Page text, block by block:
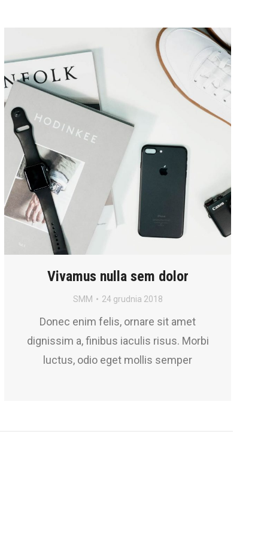
Vivamus nulla sem dolor
SMM 24 grudnia 2018
Donec enim felis, ornare sit amet
dignissim a, finibus iaculis risus. Morbi
luctus, odio eget mollis semper